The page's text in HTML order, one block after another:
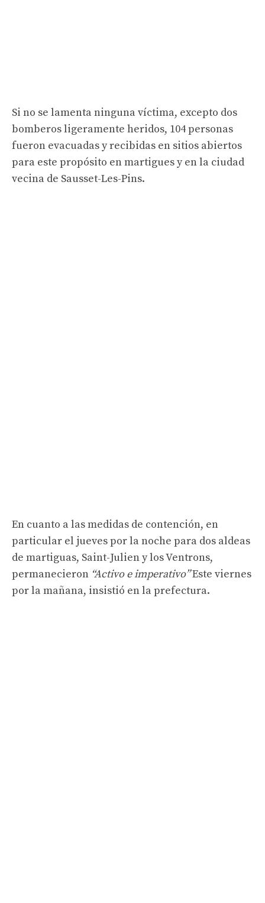
Si no se lamenta ninguna víctima, excepto dos
bomberos ligeramente heridos, 104 personas
fueron evacuadas y recibidas en sitios abiertos
para este propósito en martigues y en la ciudad
vecina de Sausset-Les-Pins.
En cuanto a las medidas de contención, en
particular el jueves por la noche para dos aldeas
de martiguas, Saint-Julien y los Ventrons,
permanecieron “Activo e imperativo”Este viernes
por la mañana, insistió en la prefectura.